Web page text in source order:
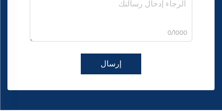
0/1000
إرسال